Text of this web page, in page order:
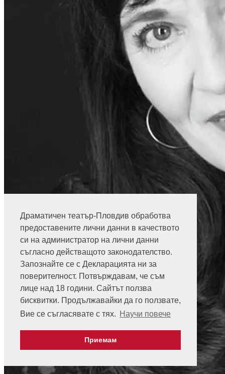
Драматичен театър-Пловдив обработва
предоставените лични данни в качеството
си на администратор на лични данни
съгласно действащото законодателство.
Запознайте се с Декларацията ни за
поверителност. Потвърждавам, че съм
лице над 18 години. Сайтът ползва
бисквитки. Продължавайки да го ползвате,
Вие се съгласявате с тях. Научи повече
Приемам